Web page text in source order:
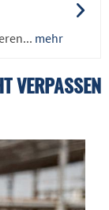
mehr
VERPASSEN